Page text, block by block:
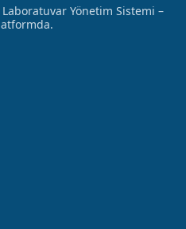
Yönetim Sistemi –